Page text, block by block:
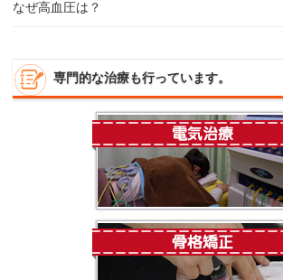
なぜ高血圧は？
専門的な治療も行っています。